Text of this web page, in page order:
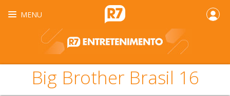
MENU
Big Brother Brasil 16